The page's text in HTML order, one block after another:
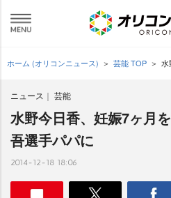
ホーム (オリコンニュース) 芸能 TOP 水
ニュース 芸能
水野今日香、妊娠7ヶ月
吾選手パパに
2014-12-18 18:06